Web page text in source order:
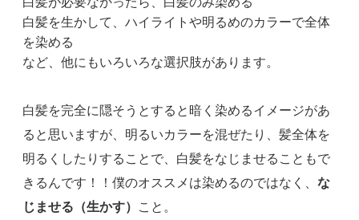
白髪を生かして、ハイライトや明るめのカラーで全体
を染める
など、他にもいろいろな選択肢があります。
白髪を完全に隠そうとすると暗く染めるイメージがあ
ると思いますが、明るいカラーを混ぜたり、髪全体を
明るくしたりすることで、白髪をなじませることもで
きるんです！！僕のオススメは染めるのではなく、 な
じませる（生かす） こと。